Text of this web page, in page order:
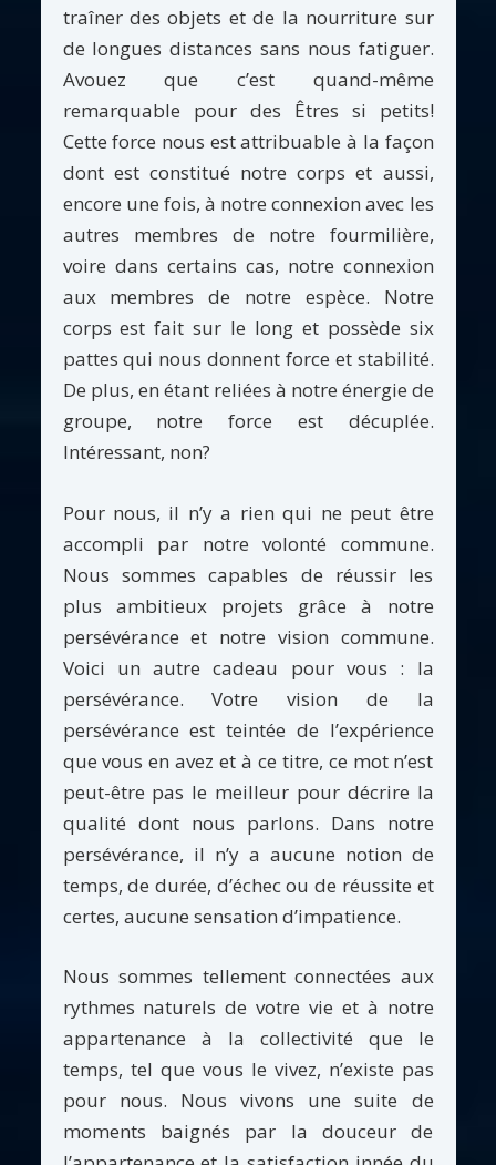
traîner des objets et de la nourriture sur
de longues distances sans nous fatiguer.
Avouez que c’est quand-même
remarquable pour des Êtres si petits!
Cette force nous est attribuable à la façon
dont est constitué notre corps et aussi,
encore une fois, à notre connexion avec les
autres membres de notre fourmilière,
voire dans certains cas, notre connexion
aux membres de notre espèce. Notre
corps est fait sur le long et possède six
pattes qui nous donnent force et stabilité.
De plus, en étant reliées à notre énergie de
groupe, notre force est décuplée.
Intéressant, non?
Pour nous, il n’y a rien qui ne peut être
accompli par notre volonté commune.
Nous sommes capables de réussir les
plus ambitieux projets grâce à notre
persévérance et notre vision commune.
Voici un autre cadeau pour vous : la
persévérance. Votre vision de la
persévérance est teintée de l’expérience
que vous en avez et à ce titre, ce mot n’est
peut-être pas le meilleur pour décrire la
qualité dont nous parlons. Dans notre
persévérance, il n’y a aucune notion de
temps, de durée, d’échec ou de réussite et
certes, aucune sensation d’impatience.
Nous sommes tellement connectées aux
rythmes naturels de votre vie et à notre
appartenance à la collectivité que le
temps, tel que vous le vivez, n’existe pas
pour nous. Nous vivons une suite de
moments baignés par la douceur de